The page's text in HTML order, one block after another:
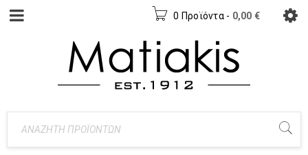
0 Προϊόντα - 0,00 €